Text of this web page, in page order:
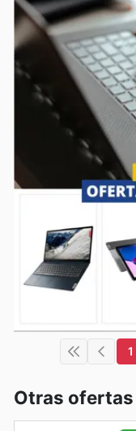
1
Otras ofertas